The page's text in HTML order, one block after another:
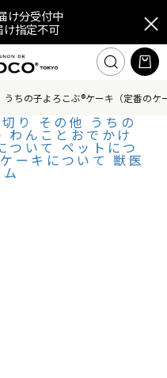
け分受付中
指定不可
うちの子よろこぶ®ケーキ（定番のケ
り その他 うちの
わんことおでかけ
ついてペットにつ
ケーキについて獣医